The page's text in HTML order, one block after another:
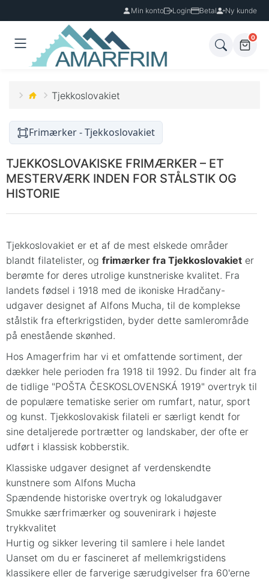
Min konto Login Betal Ny kunde
0
Tjekkoslovakiet
Frimærker - Tjekkoslovakiet
TJEKKOSLOVAKISKE FRIMÆRKER – ET
MESTERVÆRK INDEN FOR STÅLSTIK OG
HISTORIE
Tjekkoslovakiet er et af de mest elskede områder
blandt filatelister, og frimærker fra Tjekkoslovakiet er
berømte for deres utrolige kunstneriske kvalitet. Fra
landets fødsel i 1918 med de ikoniske Hradčany-
udgaver designet af Alfons Mucha, til de komplekse
stålstik fra efterkrigstiden, byder dette samlerområde
på enestående skønhed.
Hos Amagerfrim har vi et omfattende sortiment, der
dækker hele perioden fra 1918 til 1992. Du finder alt fra
de tidlige "POŠTA ČESKOSLOVENSKÁ 1919" overtryk til
de populære tematiske serier om rumfart, natur, sport
og kunst. Tjekkoslovakisk filateli er særligt kendt for
sine detaljerede portrætter og landskaber, der ofte er
udført i klassisk kobberstik.
Klassiske udgaver designet af verdenskendte
kunstnere som Alfons Mucha
Spændende historiske overtryk og lokaludgaver
Smukke særfrimærker og souvenirark i højeste
trykkvalitet
Hurtig og sikker levering til samlere i hele landet
Uanset om du er fascineret af mellemkrigstidens
klassikere eller de farverige særudgivelser fra 60'erne